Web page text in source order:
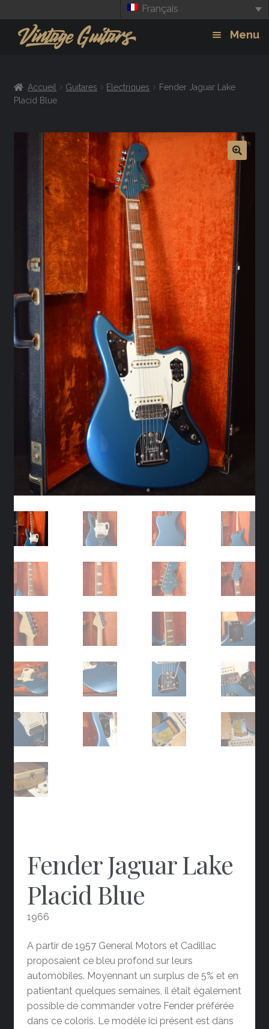
Français
Menu
Amplis
Accueil Guitares Electriques
Fender Jaguar Lake
Placid Blue
Fender Jaguar Lake
Placid Blue
1966
A partir de 1957 General Motors et Cadillac
proposaient ce bleu profond sur leurs
automobiles. Moyennant un surplus de 5% et en
patientant quelques semaines, il était également
possible de commander votre Fender préférée
dans ce coloris. Le modèle ici présent est dans